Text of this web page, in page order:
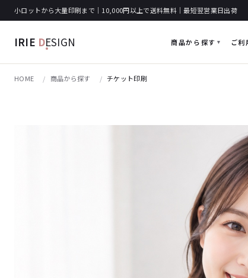
小ロットから大量印刷まで｜10,000円以上で送料無料｜最短翌営業日出荷
IRIE DESIGN 商品から探す ご利
HOME 商品から探す チケット印刷